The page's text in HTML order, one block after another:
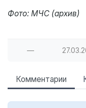
Фото: МЧС (архив)
—
Комментарии